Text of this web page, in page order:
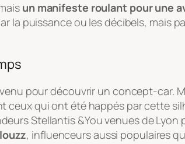
un manifeste roulant pour une
la puissance ou les décibels, mais
pour découvrir un concept-
ceux qui ont été happés par cette
Stellantis &You venues de
, influenceurs aussi populaires